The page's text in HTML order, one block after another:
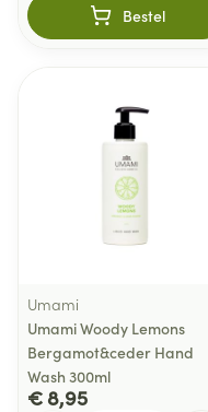
Bestel
Umami
Umami Woody Lemons
Bergamot&ceder Hand
Wash 300ml
€ 8,95